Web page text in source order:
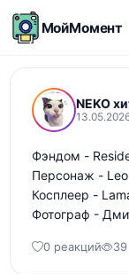
МойМомент
NEKO
Фэндом -
Персонаж -
Косплеер -
Фотограф -
0 реакций 39